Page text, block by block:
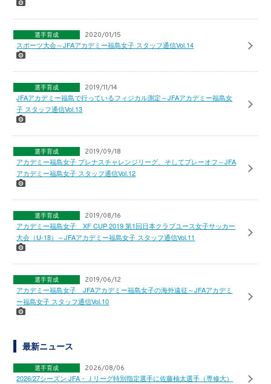
選手育成 2020/01/15
スポーツ大会～JFAアカデミー福島女子 スタッフ通信Vol.14
選手育成 2019/11/14
JFAアカデミー福島で行っているフィジカル測定～JFAアカデミー福島女
子 スタッフ通信Vol.13
選手育成 2019/09/18
アカデミー福島女子 プレナスチャレンジリーグ、そしてプレーオフ～JFA
アカデミー福島女子 スタッフ通信Vol.12
選手育成 2019/08/16
アカデミー福島女子 XF CUP 2019 第1回日本クラブユース女子サッカー
大会（U-18）～JFAアカデミー福島女子 スタッフ通信Vol.11
選手育成 2019/06/12
アカデミー福島女子 JFAアカデミー福島女子の海外遠征～JFAアカデミ
ー福島女子 スタッフ通信Vol.10
最新ニュース
選手育成 2026/08/06
2026/27シーズン JFA・Ｊリーグ特別指定選手に佐藤柚太選手（専修大）